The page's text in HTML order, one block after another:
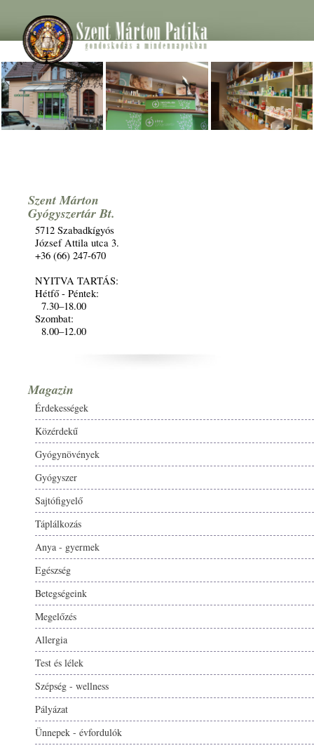
Szent Márton
Gyógyszertár Bt.
5712 Szabadkígyós
József Attila utca 3.
+36 (66) 247-670
NYITVA TARTÁS:
Hétfő - Péntek:
7.30–18.00
Szombat:
8.00–12.00
Magazin
Érdekességek
Közérdekű
Gyógynövények
Gyógyszer
Sajtófigyelő
Táplálkozás
Anya - gyermek
Egészség
Betegségeink
Megelőzés
Allergia
Test és lélek
Szépség - wellness
Pályázat
Ünnepek - évfordulók